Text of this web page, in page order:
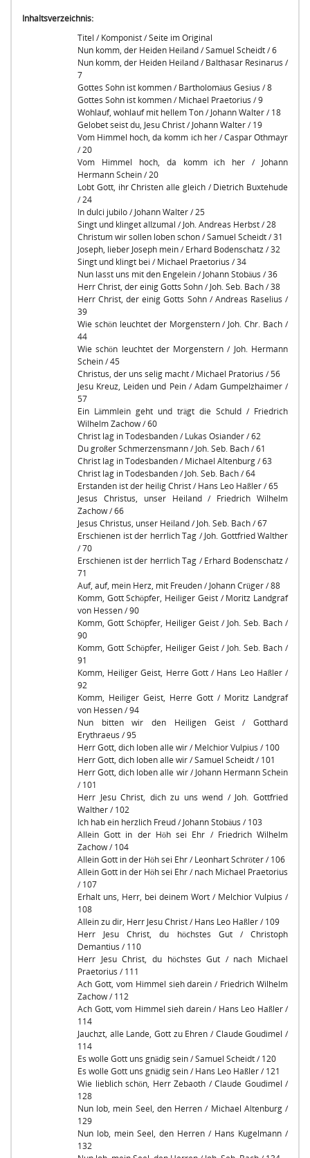
Inhaltsverzeichnis:
Titel / Komponist / Seite im Original
Nun komm, der Heiden Heiland / Samuel Scheidt / 6
Nun komm, der Heiden Heiland / Balthasar Resinarus /
7
Gottes Sohn ist kommen / Bartholomäus Gesius / 8
Gottes Sohn ist kommen / Michael Praetorius / 9
Wohlauf, wohlauf mit hellem Ton / Johann Walter / 18
Gelobet seist du, Jesu Christ / Johann Walter / 19
Vom Himmel hoch, da komm ich her / Caspar Othmayr
/ 20
Vom Himmel hoch, da komm ich her / Johann
Hermann Schein / 20
Lobt Gott, ihr Christen alle gleich / Dietrich Buxtehude
/ 24
In dulci jubilo / Johann Walter / 25
Singt und klinget allzumal / Joh. Andreas Herbst / 28
Christum wir sollen loben schon / Samuel Scheidt / 31
Joseph, lieber Joseph mein / Erhard Bodenschatz / 32
Singt und klingt bei / Michael Praetorius / 34
Nun lasst uns mit den Engelein / Johann Stobäus / 36
Herr Christ, der einig Gotts Sohn / Joh. Seb. Bach / 38
Herr Christ, der einig Gotts Sohn / Andreas Raselius /
39
Wie schön leuchtet der Morgenstern / Joh. Chr. Bach /
44
Wie schön leuchtet der Morgenstern / Joh. Hermann
Schein / 45
Christus, der uns selig macht / Michael Pratorius / 56
Jesu Kreuz, Leiden und Pein / Adam Gumpelzhaimer /
57
Ein Lämmlein geht und trägt die Schuld / Friedrich
Wilhelm Zachow / 60
Christ lag in Todesbanden / Lukas Osiander / 62
Du großer Schmerzensmann / Joh. Seb. Bach / 61
Christ lag in Todesbanden / Michael Altenburg / 63
Christ lag in Todesbanden / Joh. Seb. Bach / 64
Erstanden ist der heilig Christ / Hans Leo Haßler / 65
Jesus Christus, unser Heiland / Friedrich Wilhelm
Zachow / 66
Jesus Christus, unser Heiland / Joh. Seb. Bach / 67
Erschienen ist der herrlich Tag / Joh. Gottfried Walther
/ 70
Erschienen ist der herrlich Tag / Erhard Bodenschatz /
71
Auf, auf, mein Herz, mit Freuden / Johann Crüger / 88
Komm, Gott Schöpfer, Heiliger Geist / Moritz Landgraf
von Hessen / 90
Komm, Gott Schöpfer, Heiliger Geist / Joh. Seb. Bach /
90
Komm, Gott Schöpfer, Heiliger Geist / Joh. Seb. Bach /
91
Komm, Heiliger Geist, Herre Gott / Hans Leo Haßler /
92
Komm, Heiliger Geist, Herre Gott / Moritz Landgraf
von Hessen / 94
Nun bitten wir den Heiligen Geist / Gotthard
Erythraeus / 95
Herr Gott, dich loben alle wir / Melchior Vulpius / 100
Herr Gott, dich loben alle wir / Samuel Scheidt / 101
Herr Gott, dich loben alle wir / Johann Hermann Schein
/ 101
Herr Jesu Christ, dich zu uns wend / Joh. Gottfried
Walther / 102
Ich hab ein herzlich Freud / Johann Stobäus / 103
Allein Gott in der Höh sei Ehr / Friedrich Wilhelm
Zachow / 104
Allein Gott in der Höh sei Ehr / Leonhart Schröter / 106
Allein Gott in der Höh sei Ehr / nach Michael Praetorius
/ 107
Erhalt uns, Herr, bei deinem Wort / Melchior Vulpius /
108
Allein zu dir, Herr Jesu Christ / Hans Leo Haßler / 109
Herr Jesu Christ, du höchstes Gut / Christoph
Demantius / 110
Herr Jesu Christ, du höchstes Gut / nach Michael
Praetorius / 111
Ach Gott, vom Himmel sieh darein / Friedrich Wilhelm
Zachow / 112
Ach Gott, vom Himmel sieh darein / Hans Leo Haßler /
114
Jauchzt, alle Lande, Gott zu Ehren / Claude Goudimel /
114
Es wolle Gott uns gnädig sein / Samuel Scheidt / 120
Es wolle Gott uns gnädig sein / Hans Leo Haßler / 121
Wie lieblich schön, Herr Zebaoth / Claude Goudimel /
128
Nun lob, mein Seel, den Herren / Michael Altenburg /
129
Nun lob, mein Seel, den Herren / Hans Kugelmann /
132